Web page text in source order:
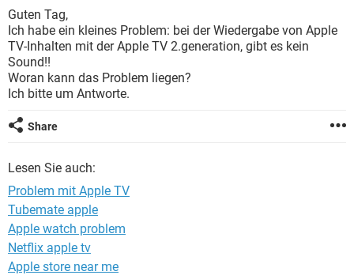
WHATSAPP
FACEBOOK HARDWARE
WINDOWS 10
WHATSAPP TIKTOK
FACEBOOK HARDWARE
SPIELE
ANDROID IOS
WINDOWS 10
WHATSAPP
FACEBOOK
Guten Tag,
Ich habe ein kleines Problem: bei der Wiedergabe von Apple
TV-Inhalten mit der Apple TV 2.generation, gibt es kein
Sound!!
Woran kann das Problem liegen?
Ich bitte um Antworte.
Share
Lesen Sie auch:
Problem mit Apple TV
Tubemate apple
Apple watch problem
Netflix apple tv
Apple store near me